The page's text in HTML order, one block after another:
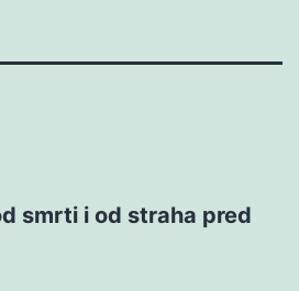
smrti i od straha pred